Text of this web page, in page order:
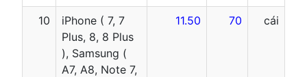
10
iPhone ( 7, 7
Plus, 8, 8 Plus
), Samsung (
A7, A8, Note 7,
11.50 70 cái